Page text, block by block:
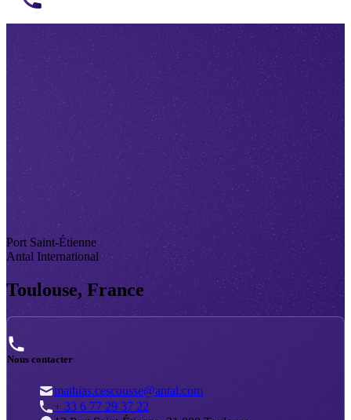
Port Saint-Étienne
Antal International
Toulouse, France
Nous contacter
mathias.cescousse@antal.com
+ 33 6 77 29 37 22